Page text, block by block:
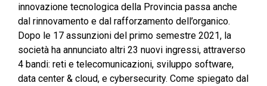
innovazione tecnologica della Provincia passa anche
dal rinnovamento e dal rafforzamento dell’organico.
Dopo le 17 assunzioni del primo semestre 2021, la
società ha annunciato altri 23 nuovi ingressi, attraverso
4 bandi: reti e telecomunicazioni, sviluppo software,
data center & cloud, e cybersecurity. Come spiegato dal